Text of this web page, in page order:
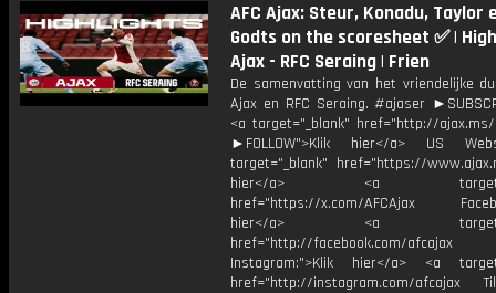
AFC Ajax: Steur, Konadu, Taylor
Godts on the scoresheet ✅ |
Ajax - RFC Seraing | Frien
De samenvatting van het vriendelijke
Ajax en RFC Seraing. #ajaser
<a target="_blank" href="http://
►FOLLOW">Klik hier</a> US
target="_blank" href="https://
hier</a> <a
href="https://x.com/AFCAjax
hier</a> <a
href="http://facebook.com/afcajax
Instagram:">Klik hier</a> <a
href="http://instagram.com/afcajax